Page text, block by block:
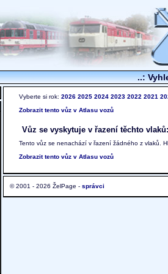
..:
Vyberte si rok: 2026 2025 2024 2023 2022 2021
Zobrazit tento vůz v Atlasu vozů
Vůz se vyskytuje v řazení těchto vlaků:
Tento vůz se nenachází v řazení žádného z vlaků.
Zobrazit tento vůz v Atlasu vozů
© 2001 - 2026 ŽelPage - správci